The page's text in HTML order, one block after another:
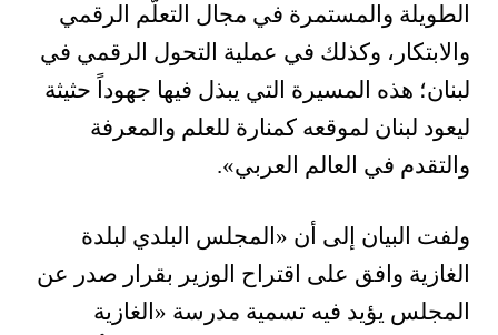
الطويلة والمستمرة في مجال التعلّم الرقمي
والابتكار، وكذلك في عملية التحول الرقمي في
لبنان؛ هذه المسيرة التي يبذل فيها جهوداً حثيثة
ليعود لبنان لموقعه كمنارة للعلم والمعرفة
والتقدم في العالم العربي».
ولفت البيان إلى أن «المجلس البلدي لبلدة
الغازية وافق على اقتراح الوزير بقرار صدر عن
المجلس يؤيد فيه تسمية مدرسة «الغازية